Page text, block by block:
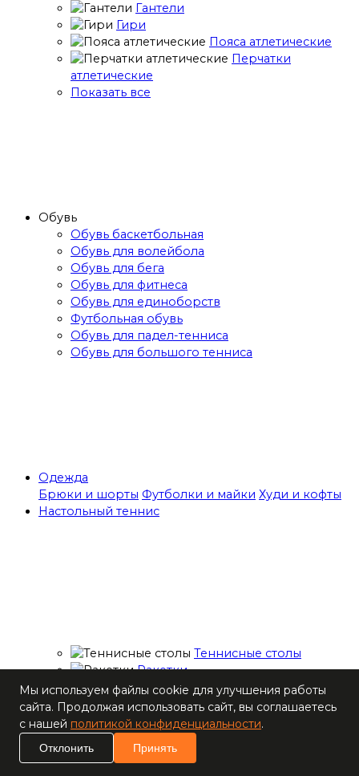
Гантели
Гири
Пояса атлетические
Перчатки
атлетические
Показать все
Обувь
Обувь баскетбольная
Обувь для волейбола
Обувь для бега
Обувь для фитнеса
Обувь для единоборств
Футбольная обувь
Обувь для падел-тенниса
Обувь для большого тенниса
Одежда
Брюки и шорты Футболки и майки Худи и кофты
Настольный теннис
Теннисные столы
Ракетки
Накладки для
ракеток
Основания для
ракеток
Мячи
Мы используем файлы cookie для улучшения работы
сайта. Продолжая использовать сайт, вы соглашаетесь
с нашей политикой конфиденциальности.
Отклонить Принять